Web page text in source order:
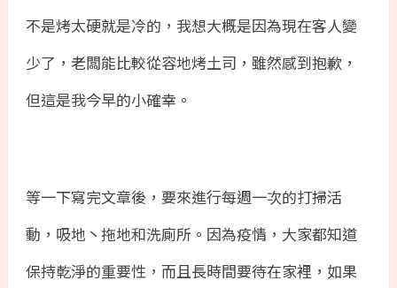
不是烤太硬就是冷的，我想大概是因為現在客人變
少了，老闆能比較從容地烤土司，雖然感到抱歉，
但這是我今早的小確幸。
等一下寫完文章後，要來進行每週一次的打掃活
動，吸地丶拖地和洗廁所。因為疫情，大家都知道
保持乾淨的重要性，而且長時間要待在家裡，如果